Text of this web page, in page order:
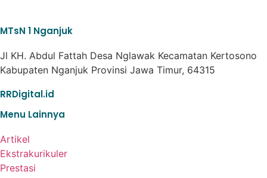
MTsN 1 Nganjuk
Jl KH. Abdul Fattah Desa Nglawak Kecamatan Kertosono
Kabupaten Nganjuk Provinsi Jawa Timur, 64315
RRDigital.id
Menu Lainnya
Artikel
Ekstrakurikuler
Prestasi